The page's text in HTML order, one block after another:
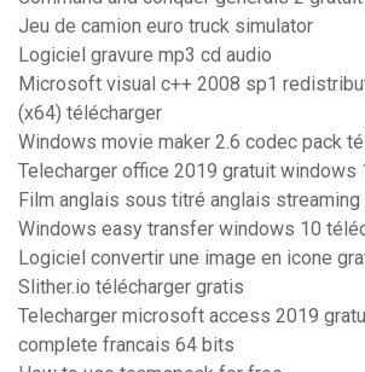
Jeu de camion euro truck simulator
Logiciel gravure mp3 cd audio
Microsoft visual c++ 2008 sp1
(x64) télécharger
Windows movie maker 2.6 codec pack
Telecharger office 2019 gratuit windows
Film anglais sous titré anglais streaming
Windows easy transfer windows 10
Logiciel convertir une image en icone
Slither.io télécharger gratis
Telecharger microsoft access 2019
complete francais 64 bits